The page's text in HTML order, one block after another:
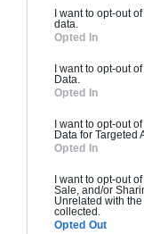
I want to opt-out
data.
Opted In
I want to opt-out
Data.
Opted In
I want to opt-out
Data for Targeted
Opted In
I want to opt-out
Sale, and/or
Unrelated with
collected.
Opted Out
L’avant-projet est
d’une transformation